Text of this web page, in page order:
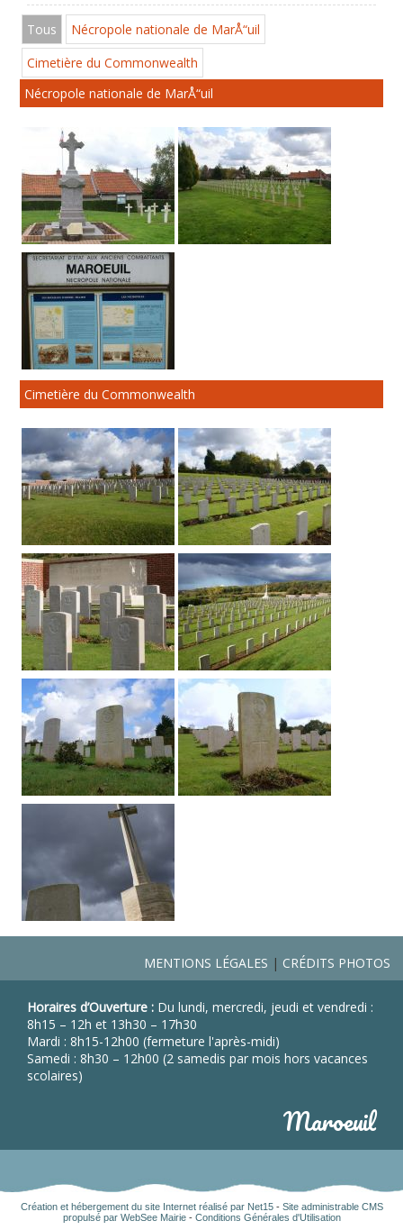
Tous
Nécropole nationale de MarÅ“uil
Cimetière du Commonwealth
Nécropole nationale de MarÅ“uil
Cimetière du Commonwealth
MENTIONS LÉGALES CRÉDITS PHOTOS
Horaires d’Ouverture : Du lundi, mercredi, jeudi et vendredi :
8h15 – 12h et 13h30 – 17h30
Mardi : 8h15-12h00 (fermeture l'après-midi)
Samedi : 8h30 – 12h00 (2 samedis par mois hors vacances
scolaires)
Maroeuil
Création et hébergement du site Internet réalisé par Net15- Site administrable CMS
propulsé par WebSee Mairie- Conditions Générales d'Utilisation